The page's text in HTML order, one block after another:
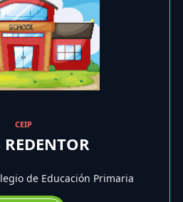
CEIP
REDENTOR
de Educación Primaria